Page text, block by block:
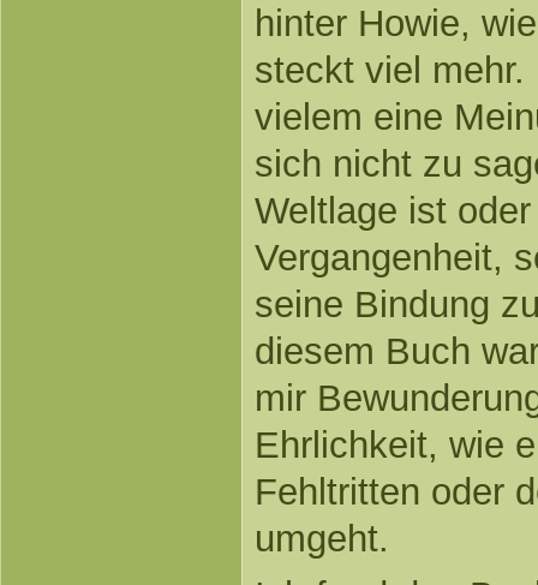
hinter Howie,
steckt viel
vielem eine
sich nicht zu
Weltlage ist
Vergangenheit,
seine Bindung
diesem Buch
mir
Ehrlichkeit, wie
Fehltritten oder
umgeht.